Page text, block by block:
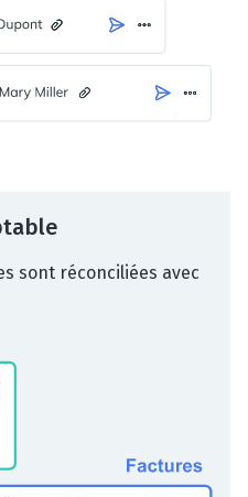
sont réconciliées avec